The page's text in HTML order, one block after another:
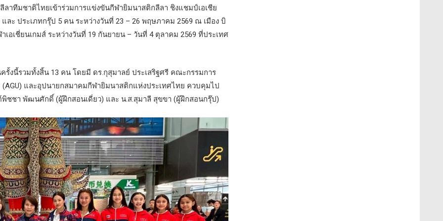
าทีมชาติไทยเข้าร่วมการแข่งขันกีฬายิมนาสติกลีลา ชิงแชมป์เอเชีย
ละ ประเภทกรุ๊ป 5 คน ระหว่างวันที่ 23 – 26 พฤษภาคม 2569 ณ เมือง บิ
อเชี่ยนเกมส์ ระหว่างวันที่ 19 กันยายน – วันที่ 4 ตุลาคม 2569 ที่ประเทศ
งนี้รวมทั้งสิ้น 13 คน โดยมี ดร.กุสุมาลย์ ประเสริฐศรี คณะกรรมการ
และอุปนายกสมาคมกีฬายิมนาสติกแห่งประเทศไทย ควบคุมไป
ชชา พัฒนศักดิ์ (ผู้ฝึกสอนเดี่ยว) และ น.ส.สุมาลี สุขขา (ผู้ฝึกสอนกรุ๊ป)